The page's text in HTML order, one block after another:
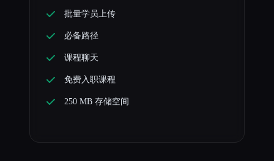
批量学员上传
必备路径
课程聊天
免费入职课程
250 MB 存储空间